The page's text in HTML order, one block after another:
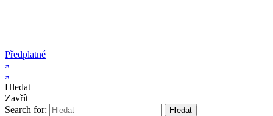
Předplatné
Hledat
Zavřít
Search for: